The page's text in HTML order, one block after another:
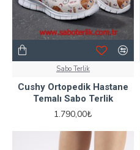
Sabo Terlik
Cushy Ortopedik Hastane
Temalı Sabo Terlik
1.790,00₺